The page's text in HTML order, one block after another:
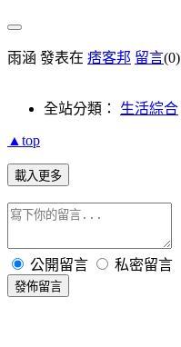
雨涵 發表在 痞客邦 留言(0)
全站分類： 生活綜合
▲top
載入更多
公開留言 私密留言
發佈留言